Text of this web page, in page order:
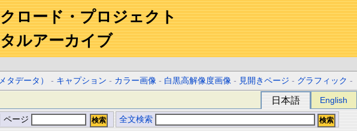
ロード・プロジェクト
ルアーカイブ
タデータ） - キャプション - カラー画像 - 白黒高解像度画像 - 見開きページ - グラフィック -
日本語 English
ページ 全文検索